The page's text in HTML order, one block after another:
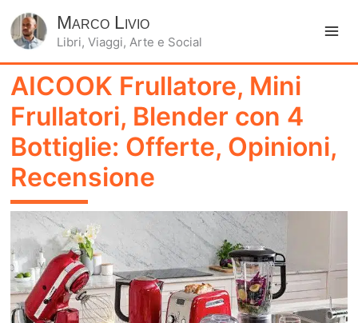
Marco Livio
Libri, Viaggi, Arte e Social
AICOOK Frullatore, Mini
Frullatori, Blender con 4
Bottiglie: Offerte, Opinioni,
Recensione